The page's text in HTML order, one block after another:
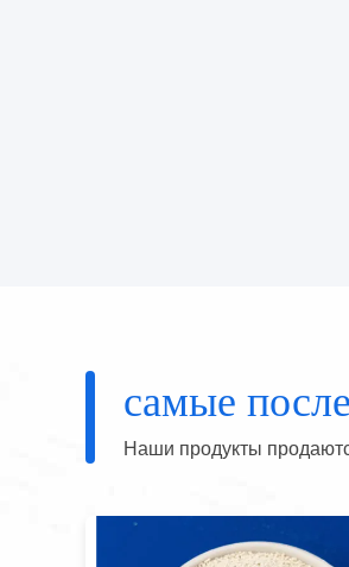
самые
Наши продукты